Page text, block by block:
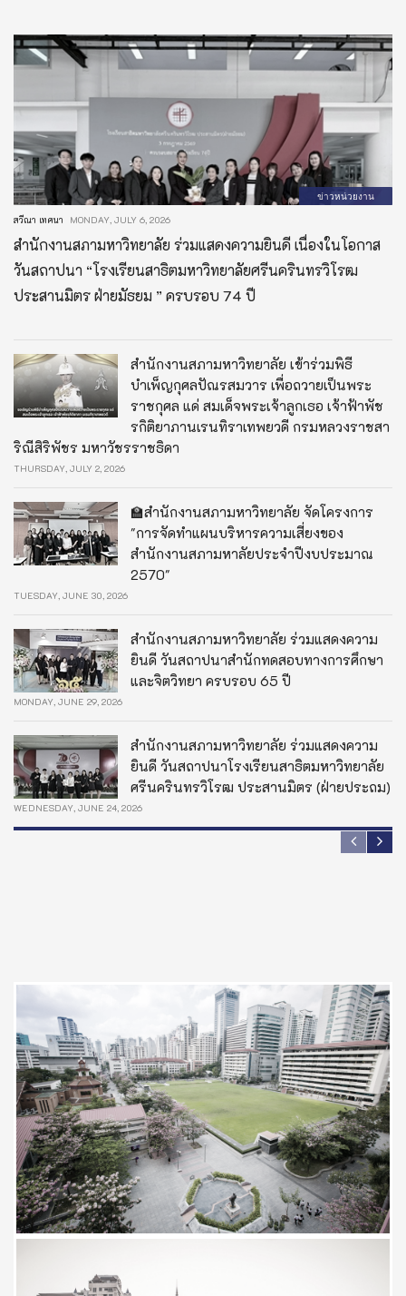
ข่าวหน่วยงาน
สวีณา เทศนา
MONDAY, JULY 6, 2026
สำนักงานสภามหาวิทยาลัย ร่วมแสดงความยินดี เนื่องในโอกาส
วันสถาปนา “โรงเรียนสาธิตมหาวิทยาลัยศรีนครินทรวิโรฒ
ประสานมิตร ฝ่ายมัธยม ” ครบรอบ 74 ปี
สำนักงานสภามหาวิทยาลัย เข้าร่วมพิธี
บำเพ็ญกุศลปัณรสมวาร เพื่อถวายเป็นพระ
ราชกุศล แด่ สมเด็จพระเจ้าลูกเธอ เจ้าฟ้าพัช
รกิติยาภานเรนทิราเทพยวดี กรมหลวงราชสา
ริณีสิริพัชร มหาวัชรราชธิดา
THURSDAY, JULY 2, 2026
🏫สำนักงานสภามหาวิทยาลัย จัดโครงการ
"การจัดทำแผนบริหารความเสี่ยงของ
สำนักงานสภามหาลัยประจำปีงบประมาณ
2570"
TUESDAY, JUNE 30, 2026
สำนักงานสภามหาวิทยาลัย ร่วมแสดงความ
ยินดี วันสถาปนาสำนักทดสอบทางการศึกษา
และจิตวิทยา ครบรอบ 65 ปี
MONDAY, JUNE 29, 2026
สำนักงานสภามหาวิทยาลัย ร่วมแสดงความ
ยินดี วันสถาปนาโรงเรียนสาธิตมหาวิทยาลัย
ศรีนครินทรวิโรฒ ประสานมิตร (ฝ่ายประถม)
WEDNESDAY, JUNE 24, 2026